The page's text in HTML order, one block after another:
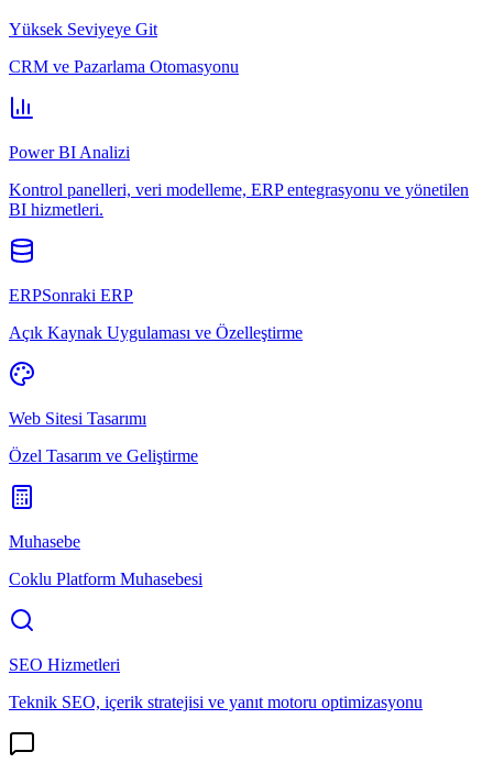
Yüksek Seviyeye Git
CRM ve Pazarlama Otomasyonu
Power BI Analizi
Kontrol panelleri, veri modelleme, ERP entegrasyonu ve yönetilen
BI hizmetleri.
ERPSonraki ERP
Açık Kaynak Uygulaması ve Özelleştirme
Web Sitesi Tasarımı
Özel Tasarım ve Geliştirme
Muhasebe
Coklu Platform Muhasebesi
SEO Hizmetleri
Teknik SEO, içerik stratejisi ve yanıt motoru optimizasyonu